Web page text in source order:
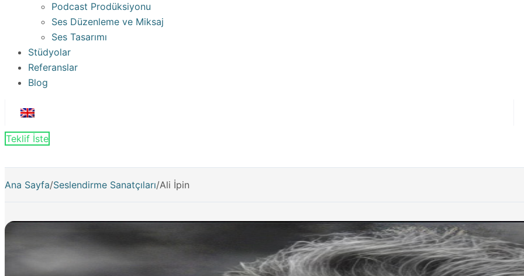
Podcast Prodüksiyonu
Ses Düzenleme ve Miksaj
Ses Tasarımı
Stüdyolar
Referanslar
Blog
Teklif İste
Ana Sayfa/Seslendirme Sanatçıları/Ali İpin